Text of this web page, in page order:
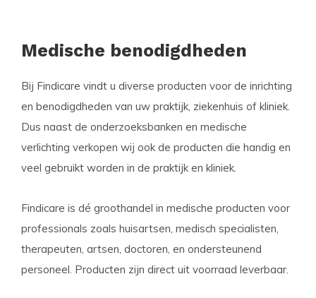
Medische benodigdheden
Bij Findicare vindt u diverse producten voor de inrichting
en benodigdheden van uw praktijk, ziekenhuis of kliniek.
Dus naast de onderzoeksbanken en medische
verlichting verkopen wij ook de producten die handig en
veel gebruikt worden in de praktijk en kliniek.
Findicare is dé groothandel in medische producten voor
professionals zoals huisartsen, medisch specialisten,
therapeuten, artsen, doctoren, en ondersteunend
personeel. Producten zijn direct uit voorraad leverbaar.